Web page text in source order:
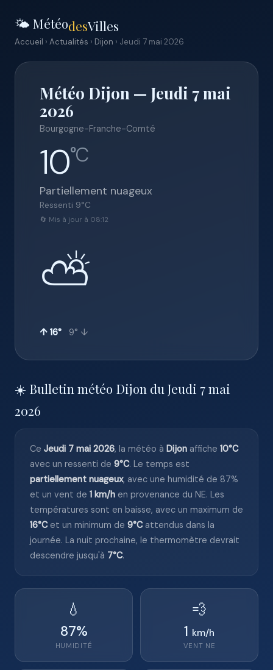
🌤️ MétéodesVilles
Accueil › Actualités › Dijon › Jeudi 7 mai 2026
Météo Dijon — Jeudi 7 mai
2026
Bourgogne-Franche-Comté
10°C
Partiellement nuageux
Ressenti 9°C
🔄 Mis à jour à 08:12
⛅
↑ 16° 9° ↓
☀️ Bulletin météo Dijon du Jeudi 7 mai
2026
Ce Jeudi 7 mai 2026, la météo à Dijon affiche 10°C
avec un ressenti de 9°C. Le temps est
partiellement nuageux, avec une humidité de 87%
et un vent de 1 km/h en provenance du NE. Les
températures sont en baisse, avec un maximum de
16°Cet un minimum de 9°Cattendus dans la
journée. La nuit prochaine, le thermomètre devrait
descendre jusqu'à 7°C.
💧
87%
HUMIDITÉ
💨
1 km/h
VENT NE